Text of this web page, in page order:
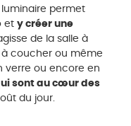
permet
et y créer une
de la salle à
coucher ou même
verre ou encore en
sont au cœur des
du jour.